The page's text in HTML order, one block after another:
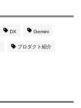
DX Gemini
プロダクト紹介